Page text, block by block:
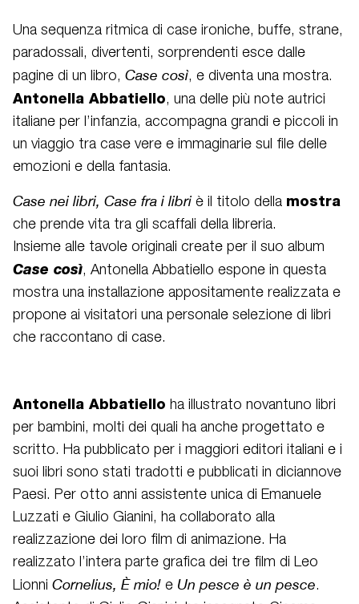
Una sequenza ritmica di case ironiche, buffe, strane,
paradossali, divertenti, sorprendenti esce dalle
pagine di un libro, Case così, e diventa una mostra.
Antonella Abbatiello, una delle più note autrici
italiane per l’infanzia, accompagna grandi e piccoli in
un viaggio tra case vere e immaginarie sul file delle
emozioni e della fantasia.
Case nei libri, Case fra i libri è il titolo della mostra
che prende vita tra gli scaffali della libreria.
Insieme alle tavole originali create per il suo album
Case così, Antonella Abbatiello espone in questa
mostra una installazione appositamente realizzata e
propone ai visitatori una personale selezione di libri
che raccontano di case.
Antonella Abbatiello ha illustrato novantuno libri
per bambini, molti dei quali ha anche progettato e
scritto. Ha pubblicato per i maggiori editori italiani e i
suoi libri sono stati tradotti e pubblicati in diciannove
Paesi. Per otto anni assistente unica di Emanuele
Luzzati e Giulio Gianini, ha collaborato alla
realizzazione dei loro film di animazione. Ha
realizzato l’intera parte grafica dei tre film di Leo
Lionni Cornelius, È mio! e Un pesce è un pesce.